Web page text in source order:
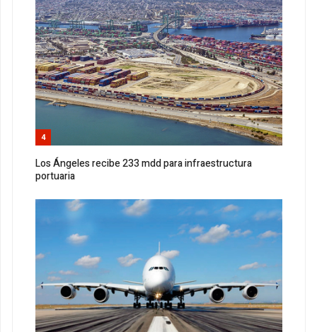
4
Los Ángeles recibe 233 mdd para infraestructura
portuaria